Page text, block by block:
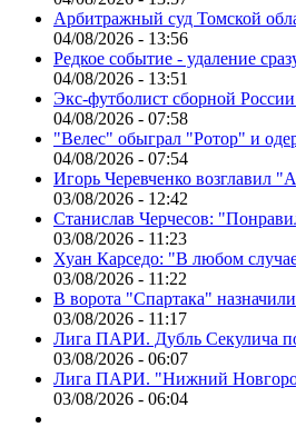
Арбитражный суд Томской
04/08/2026 - 13:56
Редкое событие - удаление
04/08/2026 - 13:51
Экс-футболист сборной
04/08/2026 - 07:58
"Велес" обыграл "Ротор" и
04/08/2026 - 07:54
Игорь Черевченко возглавил
03/08/2026 - 12:42
Станислав Черчесов:
03/08/2026 - 11:23
Хуан Карседо: "В любом
03/08/2026 - 11:22
В ворота "Спартака"
03/08/2026 - 11:17
Лига ПАРИ. Дубль Секулича
03/08/2026 - 06:07
Лига ПАРИ. "Нижний
03/08/2026 - 06:04